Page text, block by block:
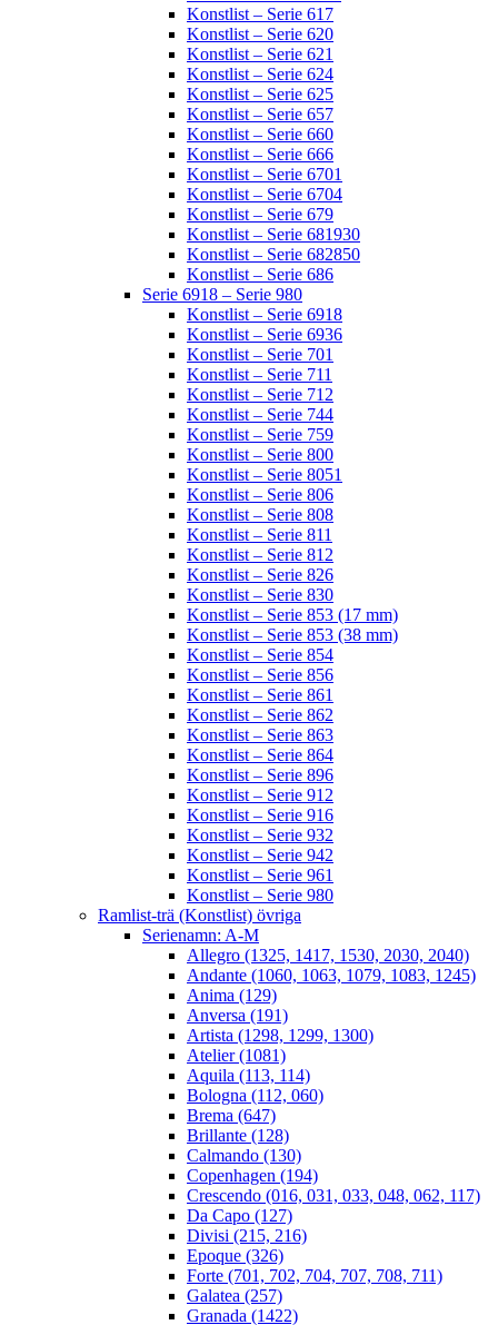
Konstlist – Serie 617
Konstlist – Serie 620
Konstlist – Serie 621
Konstlist – Serie 624
Konstlist – Serie 625
Konstlist – Serie 657
Konstlist – Serie 660
Konstlist – Serie 666
Konstlist – Serie 6701
Konstlist – Serie 6704
Konstlist – Serie 679
Konstlist – Serie 681930
Konstlist – Serie 682850
Konstlist – Serie 686
Serie 6918 – Serie 980
Konstlist – Serie 6918
Konstlist – Serie 6936
Konstlist – Serie 701
Konstlist – Serie 711
Konstlist – Serie 712
Konstlist – Serie 744
Konstlist – Serie 759
Konstlist – Serie 800
Konstlist – Serie 8051
Konstlist – Serie 806
Konstlist – Serie 808
Konstlist – Serie 811
Konstlist – Serie 812
Konstlist – Serie 826
Konstlist – Serie 830
Konstlist – Serie 853 (17 mm)
Konstlist – Serie 853 (38 mm)
Konstlist – Serie 854
Konstlist – Serie 856
Konstlist – Serie 861
Konstlist – Serie 862
Konstlist – Serie 863
Konstlist – Serie 864
Konstlist – Serie 896
Konstlist – Serie 912
Konstlist – Serie 916
Konstlist – Serie 932
Konstlist – Serie 942
Konstlist – Serie 961
Konstlist – Serie 980
Ramlist-trä (Konstlist) övriga
Serienamn: A-M
Allegro (1325, 1417, 1530, 2030, 2040)
Andante (1060, 1063, 1079, 1083, 1245)
Anima (129)
Anversa (191)
Artista (1298, 1299, 1300)
Atelier (1081)
Aquila (113, 114)
Bologna (112, 060)
Brema (647)
Brillante (128)
Calmando (130)
Copenhagen (194)
Crescendo (016, 031, 033, 048, 062, 117)
Da Capo (127)
Divisi (215, 216)
Epoque (326)
Forte (701, 702, 704, 707, 708, 711)
Galatea (257)
Granada (1422)